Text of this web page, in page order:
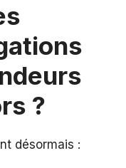
?
désormais :